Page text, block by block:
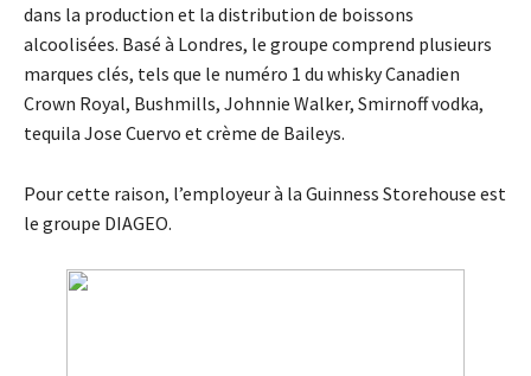
dans la production et la distribution de boissons
alcoolisées. Basé à Londres, le groupe comprend plusieurs
marques clés, tels que le numéro 1 du whisky Canadien
Crown Royal, Bushmills, Johnnie Walker, Smirnoff vodka,
tequila Jose Cuervo et crème de Baileys.
Pour cette raison, l’employeur à la Guinness Storehouse est
le groupe DIAGEO.